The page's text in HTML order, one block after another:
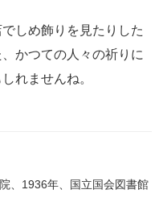
しめ飾りを見たりした
かつての人々の祈りに
れませんね。
院、1936年、国立国会図書館